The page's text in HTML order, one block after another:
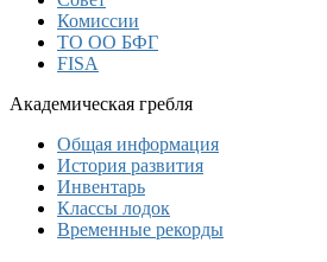
Комиссии
ТО ОО БФГ
FISA
Академическая гребля
Общая информация
История развития
Инвентарь
Классы лодок
Временные рекорды